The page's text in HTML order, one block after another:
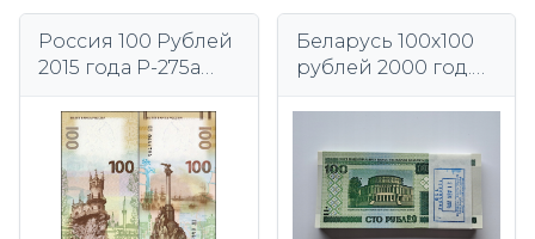
Россия 100 Рублей
2015 года Р-275а
Беларусь 100х100
рублей 2000 год.